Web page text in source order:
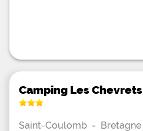
Camping Les Chevrets
Saint-Coulomb - Bretagne